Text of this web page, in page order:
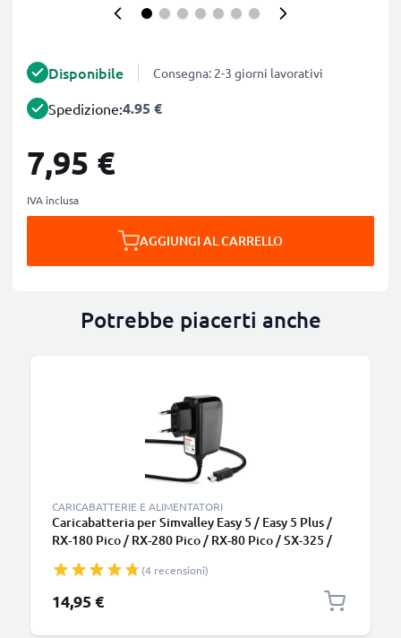
Disponibile Consegna: 2-3 giorni lavorativi
Spedizione:4.95 €
7,95 €
IVA inclusa
AGGIUNGI AL CARRELLO
Potrebbe piacerti anche
CARICABATTERIE E ALIMENTATORI
Caricabatteria per Simvalley Easy 5 / Easy 5 Plus /
RX-180 Pico / RX-280 Pico / RX-80 Pico / SX-325 /
Caricatore 1.1m con spina europea
(4 recensioni)
14,95 €